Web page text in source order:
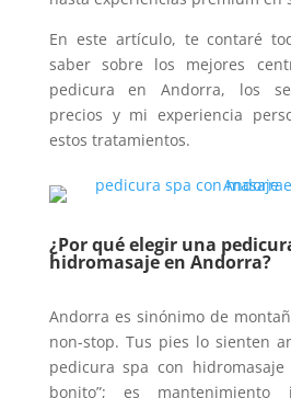
En este artículo, te contaré
saber sobre los mejores
pedicura en Andorra, los
precios y mi experiencia
estos tratamientos.
¿Por qué elegir una
hidromasaje en Andorra?
Andorra es sinónimo de
non-stop. Tus pies lo sienten
pedicura spa con
bonito”; es mantenimiento